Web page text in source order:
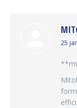
dit
25